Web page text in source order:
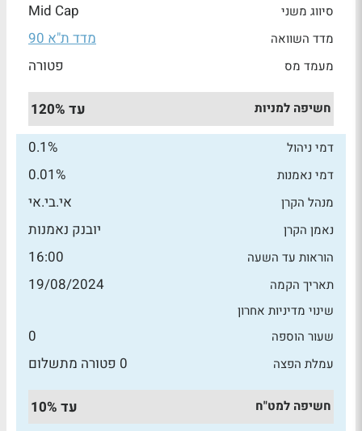
סיווג משני Mid Cap
מדד השוואה מדד ת"א 90
מעמד מס פטורה
חשיפה למניות עד 120%
דמי ניהול 0.1%
דמי נאמנות 0.01%
מנהל הקרן אי.בי.אי
נאמן הקרן יובנק נאמנות
הוראות עד השעה 16:00
תאריך הקמה 19/08/2024
שינוי מדיניות אחרון
שעור הוספה
0
עמלת הפצה 0 פטורה מתשלום
חשיפה למט"ח עד 10%